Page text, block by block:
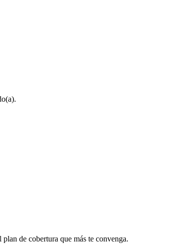
plan de cobertura que más te convenga.